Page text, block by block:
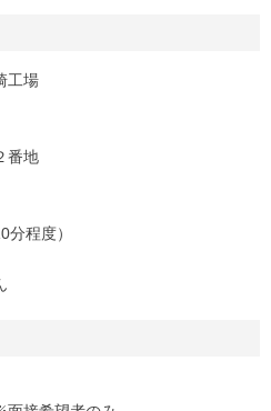
工場
番地
程度）